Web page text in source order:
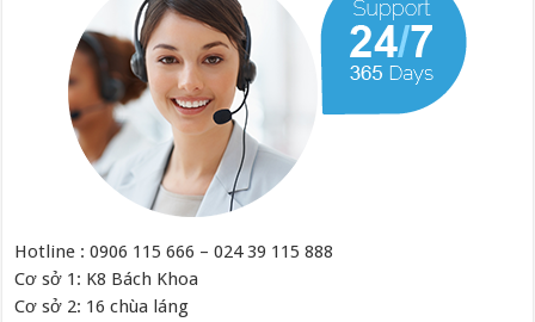
Hotline : 0906 115 666 – 024 39 115 888
Cơ sở 1: K8 Bách Khoa
Cơ sở 2: 16 chùa láng